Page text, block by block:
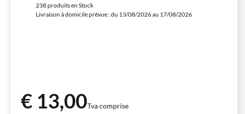
238 produits en Stock
Livraison à domicile prévue : du 13/08/2026 au 17/08/2026
€ 13,00Tva comprise